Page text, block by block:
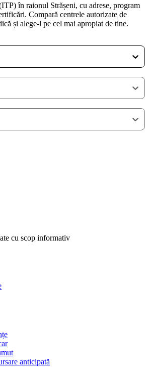
în raionul Strășeni, cu adrese, program
Compară centrele autorizate de
și alege-l pe cel mai apropiat de tine.
Esri, Maxar, Earthstar Geographics, and the GIS
cu scop informativ
anticipată